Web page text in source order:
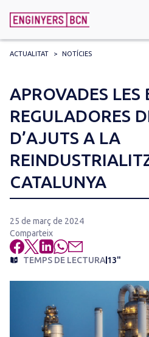
for:
ACTUALITAT > NOTÍCIES
APROVADES LES
REGULADORES
D’AJUTS A LA
CATALUNYA
25 de març de 2024
Comparteix
TEMPS DE LECTURA 13"